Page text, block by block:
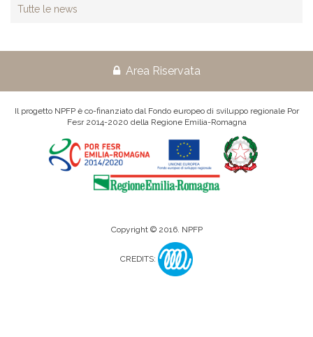
Tutte le news
Area Riservata
Il progetto NPFP è co-finanziato dal Fondo europeo di sviluppo regionale Por
Fesr 2014-2020 della Regione Emilia-Romagna
Copyright © 2016. NPFP
CREDITS: